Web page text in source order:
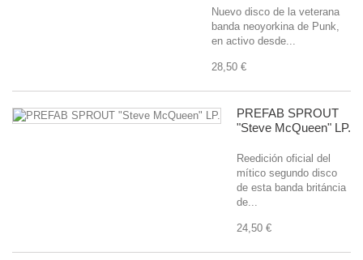
Nuevo disco de la veterana
banda neoyorkina de Punk,
en activo desde...
28,50 €
PREFAB SPROUT
"Steve McQueen" LP.
Reedición oficial del
mítico segundo disco
de esta banda británcia
de...
24,50 €